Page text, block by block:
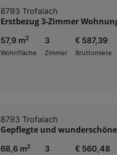
8793 Trofaiach
Erstbezug 3-Zimmer
57,9 m2
Wohnfläche
3
Zimmer
€ 587,39
Bruttomiete
8793 Trofaiach
Gepflegte und
68,6 m2
3 € 560,48